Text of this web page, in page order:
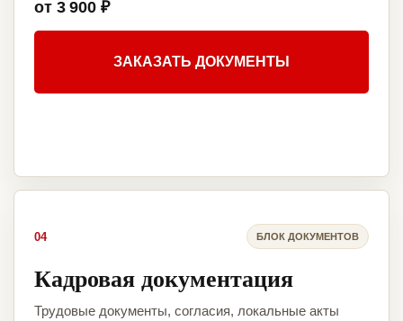
от 3 900 ₽
ЗАКАЗАТЬ ДОКУМЕНТЫ
04 БЛОК ДОКУМЕНТОВ
Кадровая документация
Трудовые документы, согласия, локальные акты